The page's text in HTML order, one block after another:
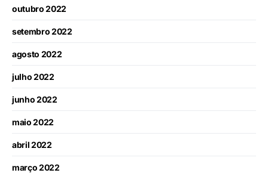
outubro 2022
setembro 2022
agosto 2022
julho 2022
junho 2022
maio 2022
abril 2022
março 2022